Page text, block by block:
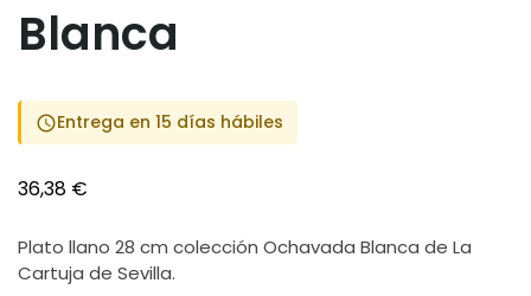
Blanca
scheduleEntrega en 15 días hábiles
36,38 €
Plato llano 28 cm colección Ochavada Blanca de La
Cartuja de Sevilla.